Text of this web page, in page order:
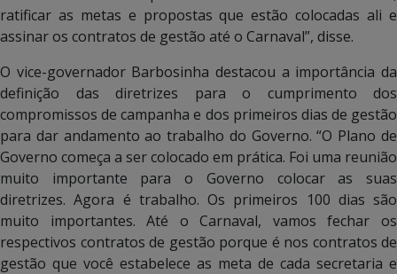
ratificar as metas e propostas que estão colocadas ali e
assinar os contratos de gestão até o Carnaval”, disse.
O vice-governador Barbosinha destacou a importância da
definição das diretrizes para o cumprimento dos
compromissos de campanha e dos primeiros dias de gestão
para dar andamento ao trabalho do Governo. “O Plano de
Governo começa a ser colocado em prática. Foi uma reunião
muito importante para o Governo colocar as suas
diretrizes. Agora é trabalho. Os primeiros 100 dias são
muito importantes. Até o Carnaval, vamos fechar os
respectivos contratos de gestão porque é nos contratos de
gestão que você estabelece as meta de cada secretaria e